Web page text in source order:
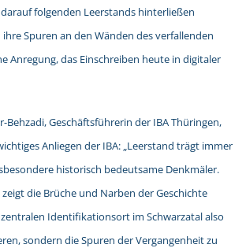
folgenden Leerstands hinterließen
Spuren an den Wänden des verfallenden
Anregung, das Einschreiben heute in digitaler
Behzadi, Geschäftsführerin der IBA Thüringen,
Anliegen der IBA: „Leerstand trägt immer
historisch bedeutsame Denkmäler.
die Brüche und Narben der Geschichte
Identifikationsort im Schwarzatal also
sondern die Spuren der Vergangenheit zu